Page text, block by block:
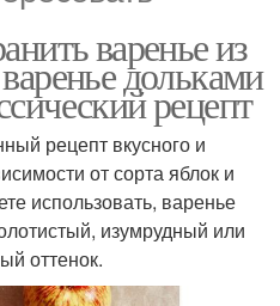
варенье из
дольками
рецепт
рецепт вкусного и
от сорта яблок и
использовать, варенье
изумрудный или
оттенок.